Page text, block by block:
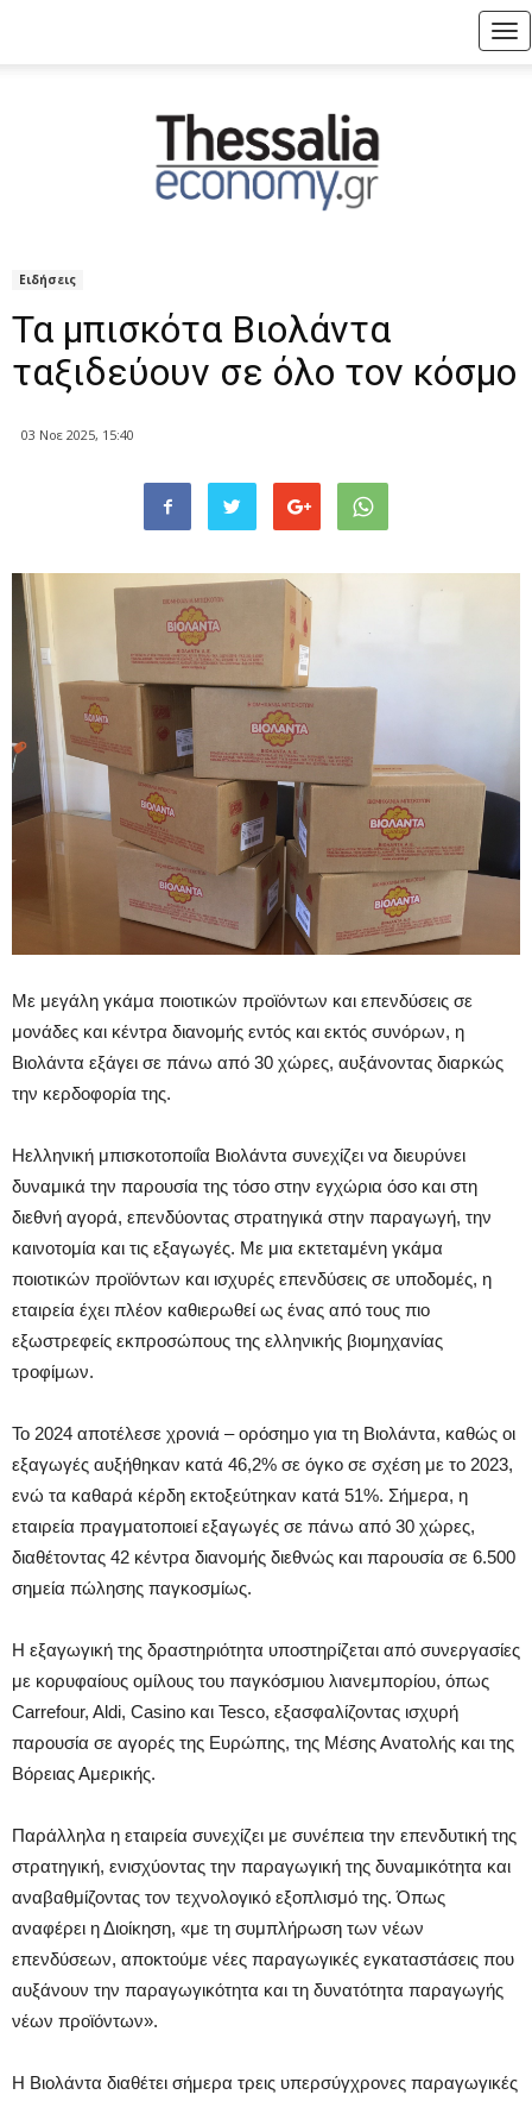
Ειδήσεις
Τα μπισκότα Βιολάντα
ταξιδεύουν σε όλο τον κόσμο
03 Νοε 2025, 15:40
Με μεγάλη γκάμα ποιοτικών προϊόντων και επενδύσεις σε
μονάδες και κέντρα διανομής εντός και εκτός συνόρων, η
Βιολάντα εξάγει σε πάνω από 30 χώρες, αυξάνοντας διαρκώς
την κερδοφορία της.
Ηελληνική μπισκοτοποιΐα Βιολάντα συνεχίζει να διευρύνει
δυναμικά την παρουσία της τόσο στην εγχώρια όσο και στη
διεθνή αγορά, επενδύοντας στρατηγικά στην παραγωγή, την
καινοτομία και τις εξαγωγές. Με μια εκτεταμένη γκάμα
ποιοτικών προϊόντων και ισχυρές επενδύσεις σε υποδομές, η
εταιρεία έχει πλέον καθιερωθεί ως ένας από τους πιο
εξωστρεφείς εκπροσώπους της ελληνικής βιομηχανίας
τροφίμων.
Το 2024 αποτέλεσε χρονιά – ορόσημο για τη Βιολάντα, καθώς οι
εξαγωγές αυξήθηκαν κατά 46,2% σε όγκο σε σχέση με το 2023,
ενώ τα καθαρά κέρδη εκτοξεύτηκαν κατά 51%. Σήμερα, η
εταιρεία πραγματοποιεί εξαγωγές σε πάνω από 30 χώρες,
διαθέτοντας 42 κέντρα διανομής διεθνώς και παρουσία σε 6.500
σημεία πώλησης παγκοσμίως.
Η εξαγωγική της δραστηριότητα υποστηρίζεται από συνεργασίες
με κορυφαίους ομίλους του παγκόσμιου λιανεμπορίου, όπως
Carrefour, Aldi, Casino και Tesco, εξασφαλίζοντας ισχυρή
παρουσία σε αγορές της Ευρώπης, της Μέσης Ανατολής και της
Βόρειας Αμερικής.
Παράλληλα η εταιρεία συνεχίζει με συνέπεια την επενδυτική της
στρατηγική, ενισχύοντας την παραγωγική της δυναμικότητα και
αναβαθμίζοντας τον τεχνολογικό εξοπλισμό της. Όπως
αναφέρει η Διοίκηση, «με τη συμπλήρωση των νέων
επενδύσεων, αποκτούμε νέες παραγωγικές εγκαταστάσεις που
αυξάνουν την παραγωγικότητα και τη δυνατότητα παραγωγής
νέων προϊόντων».
Η Βιολάντα διαθέτει σήμερα τρεις υπερσύγχρονες παραγωγικές